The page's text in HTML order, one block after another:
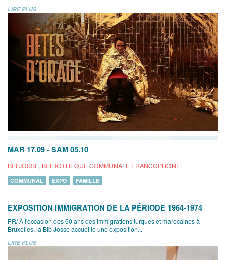
LIRE PLUS
MAR 17.09 - SAM 05.10
BIB JOSSE, BIBLIOTHÈQUE COMMUNALE FRANCOPHONE
COMMUNAL EXPO FAMILLE
EXPOSITION IMMIGRATION DE LA PÉRIODE 1964-1974
FR/ À l'occasion des 60 ans des immigrations turques et marocaines à
Bruxelles, la Bib Josse accueille une exposition...
LIRE PLUS